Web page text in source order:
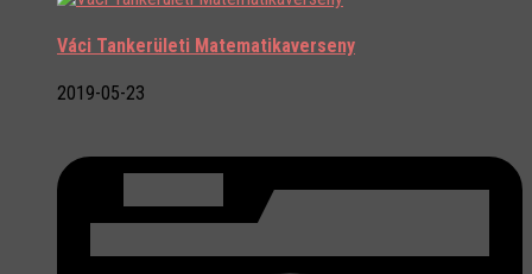
Váci Tankerületi Matematikaverseny
2019-05-23